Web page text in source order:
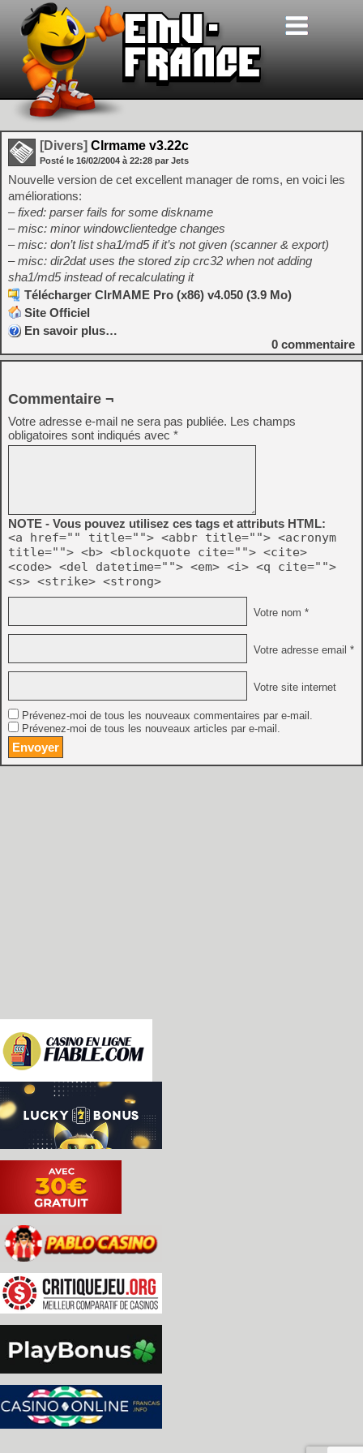
[Divers] Clrmame v3.22c
Posté le 16/02/2004 à 22:28 par Jets
Nouvelle version de cet excellent manager de roms, en voici les
améliorations:
– fixed: parser fails for some diskname
– misc: minor windowclientedge changes
– misc: don’t list sha1/md5 if it’s not given (scanner & export)
– misc: dir2dat uses the stored zip crc32 when not adding
sha1/md5 instead of recalculating it
Télécharger ClrMAME Pro (x86) v4.050 (3.9 Mo)
Site Officiel
En savoir plus…
0 commentaire
Commentaire ¬
Votre adresse e-mail ne sera pas publiée. Les champs
obligatoires sont indiqués avec *
NOTE - Vous pouvez utilisez ces tags et attributs HTML:
<a href="" title=""> <abbr title=""> <acronym
title=""> <b> <blockquote cite=""> <cite>
<code> <del datetime=""> <em> <i> <q cite="">
<s> <strike> <strong>
Votre nom *
Votre adresse email *
Votre site internet
Prévenez-moi de tous les nouveaux commentaires par e-mail.
Prévenez-moi de tous les nouveaux articles par e-mail.